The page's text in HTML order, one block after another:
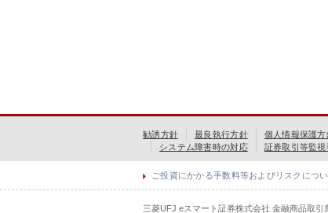
勧誘方針 最良執行方針 個人情報保護方
システム障害時の対応
証券取引等監視
ご投資にかかる手数料等およびリスクにつ
三菱UFJ eスマート証券株式会社 金融商品取